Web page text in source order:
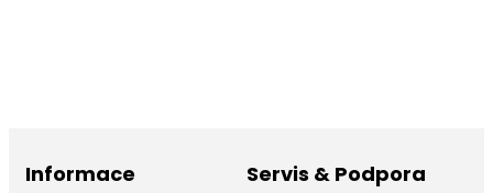
Informace Servis & Podpora